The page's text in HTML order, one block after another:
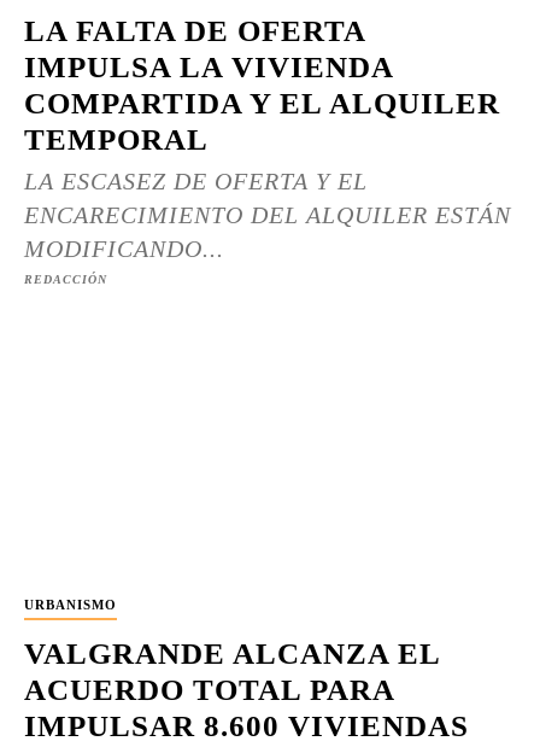
LA FALTA DE OFERTA
IMPULSA LA VIVIENDA
COMPARTIDA Y EL ALQUILER
TEMPORAL
LA ESCASEZ DE OFERTA Y EL
ENCARECIMIENTO DEL ALQUILER ESTÁN
MODIFICANDO...
REDACCIÓN
URBANISMO
VALGRANDE ALCANZA EL
ACUERDO TOTAL PARA
IMPULSAR 8.600 VIVIENDAS